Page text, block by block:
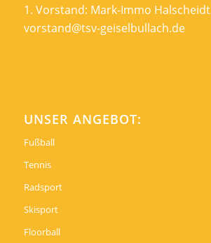
1. Vorstand: Mark-Immo Halscheidt
vorstand@tsv-geiselbullach.de
UNSER ANGEBOT:
Fußball
Tennis
Radsport
Skisport
Floorball